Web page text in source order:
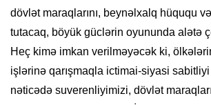
dövlət maraqlarını, beynəlxalq hüququ
tutacaq, böyük güclərin oyununda alətə
Heç kimə imkan verilməyəcək ki,
işlərinə qarışmaqla ictimai-siyasi
nəticədə suverenliyimizi, dövlət